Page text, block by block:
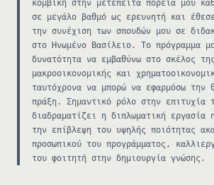
κομβική στην μετέπειτα πορεία μου
σε μεγάλο βαθμό ως ερευνητή και
την συνέχιση των σπουδών μου σε
στo Ηνωμένο Βασίλειο. Το πρόγραμμα
δυνατότητα να εμβαθύνω στο σκέλος
μακροοικονομικής και
ταυτόχρονα να μπορώ να εφαρμόσω την
πράξη. Σημαντικό ρόλο στην επιτυχία
διαδραματίζει η διπλωματική
την επίβλεψη του υψηλής ποιότητας
προσωπικού του προγράμματος,
του φοιτητή στην δημιουργία γνώσης.